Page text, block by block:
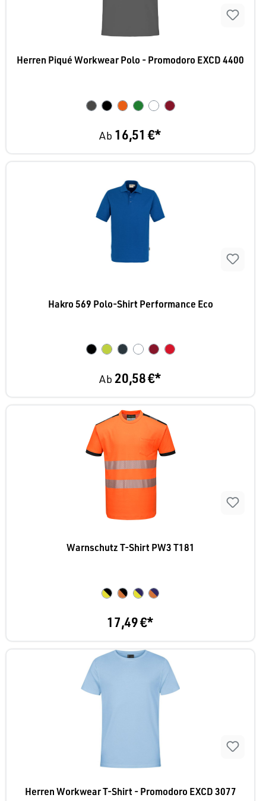
Herren Piqué Workwear Polo - Promodoro EXCD 4400
Ab 16,51 €*
Hakro 569 Polo-Shirt Performance Eco
Ab20,58 €*
Warnschutz T-Shirt PW3 T181
17,49 €*
Herren Workwear T-Shirt - Promodoro EXCD 3077